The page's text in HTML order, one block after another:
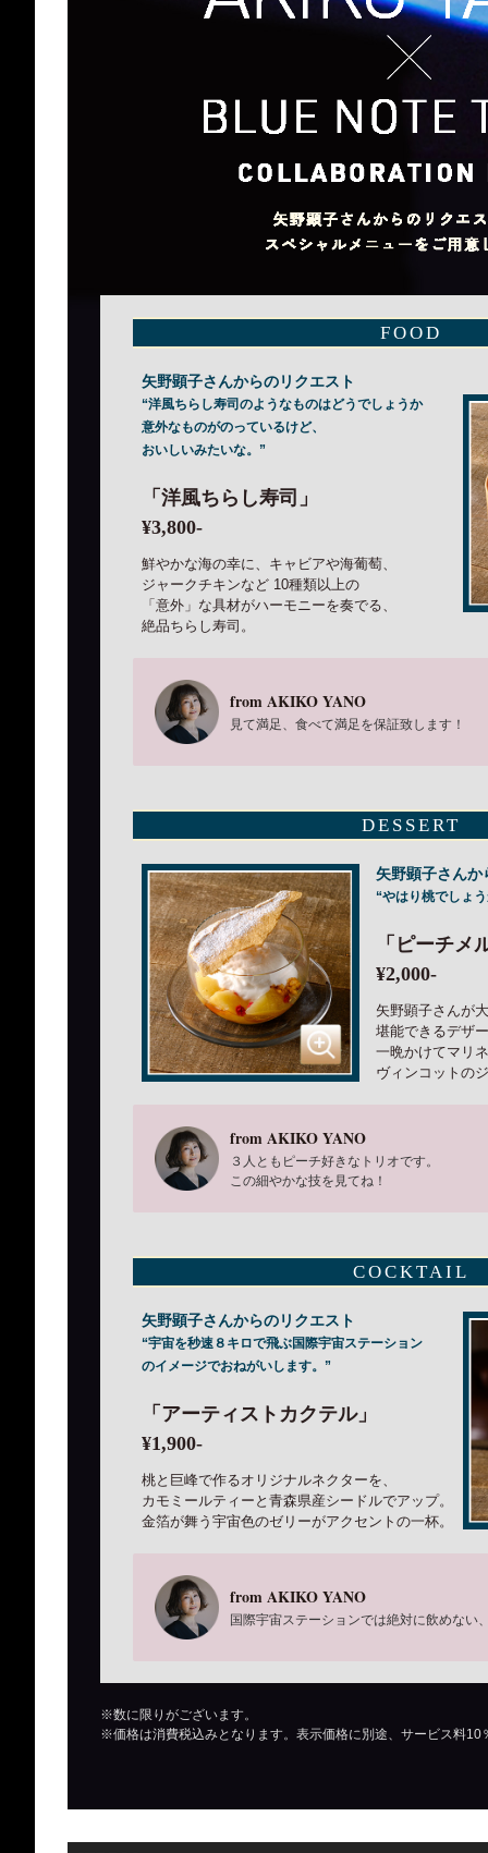
FOOD
矢野顕子さんからのリクエスト
“洋風ちらし寿司のようなものはどうでしょうか
意外なものがのっているけど、
おいしいみたいな。”
「洋風ちらし寿司」
¥3,800-
鮮やかな海の幸に、キャビアや海葡萄、
ジャークチキンなど 10種類以上の
「意外」な具材がハーモニーを奏でる、
絶品ちらし寿司。
from AKIKO YANO
見て満足、食べて満足を保証致します！
DESSERT
矢野顕子さんか
“やはり桃でしょ
「ピーチメ
¥2,000-
矢野顕子さんが
堪能できるデザ
一晩かけてマリ
ヴィンコットの
from AKIKO YANO
３人ともピーチ好きなトリオです。
この細やかな技を見てね！
COCKTAIL
矢野顕子さんからのリクエスト
“宇宙を秒速８キロで飛ぶ国際宇宙ステーション
のイメージでおねがいします。”
「アーティストカクテル」
¥1,900-
桃と巨峰で作るオリジナルネクターを、
カモミールティーと青森県産シードルでアップ。
金箔が舞う宇宙色のゼリーがアクセントの一杯。
from AKIKO YANO
国際宇宙ステーションでは絶対に飲めない
※数に限りがございます。
※価格は消費税込みとなります。表示価格に別途、サービス料10